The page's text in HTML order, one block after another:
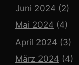
Juni 2024 (2)
Mai 2024 (4)
April 2024 (3)
März 2024 (4)